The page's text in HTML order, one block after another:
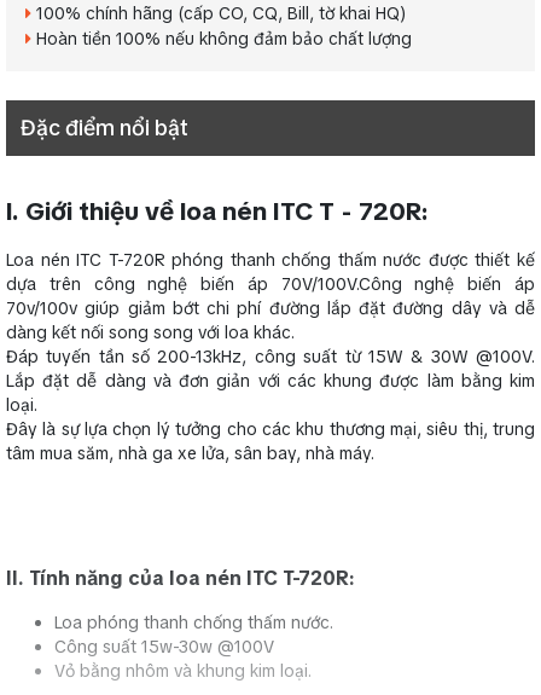
100% chính hãng (cấp CO, CQ, Bill, tờ khai HQ)
Hoàn tiền 100% nếu không đảm bảo chất lượng
Đặc điểm nổi bật
I. Giới thiệu về loa nén ITC T - 720R:
Loa nén ITC T-720R phóng thanh chống thấm nước được thiết kế
dựa trên công nghệ biến áp 70V/100V.Công nghệ biến áp
70v/100v giúp giảm bớt chi phí đường lắp đặt đường dây và dễ
dàng kết nối song song với loa khác.
Đáp tuyến tần số 200-13kHz, công suất từ 15W & 30W @100V.
Lắp đặt dễ dàng và đơn giản với các khung được làm bằng kim
loại.
Đây là sự lựa chọn lý tưởng cho các khu thương mại, siêu thị, trung
tâm mua săm, nhà ga xe lửa, sân bay, nhà máy.
II. Tính năng của loa nén ITC T-720R:
Loa phóng thanh chống thấm nước.
Công suất 15w-30w @100V
Vỏ bằng nhôm và khung kim loại.